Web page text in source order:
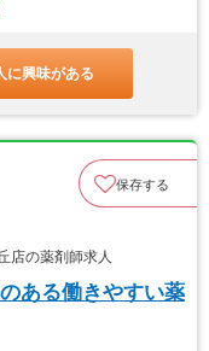
に興味がある
保存する
店の薬剤師求人
ある働きやすい薬